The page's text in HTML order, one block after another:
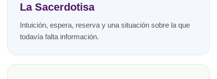
La Sacerdotisa
Intuición, espera, reserva y una situación sobre la que
todavía falta información.